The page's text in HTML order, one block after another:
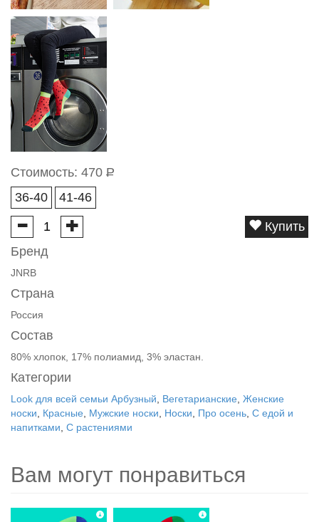
Стоимость: 470 Р
36-40
41-46
Купить
Бренд
JNRB
Страна
Россия
Состав
80% хлопок, 17% полиамид, 3% эластан.
Категории
Look для всей семьи Арбузный Вегетарианские Женские
носки
Красные Мужские носки Носки Про осень С едой и
напитками С растениями
Вам могут понравиться